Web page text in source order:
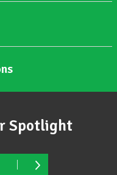
Spotlight